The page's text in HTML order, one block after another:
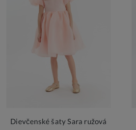
Dievčenské šaty Sara ružová